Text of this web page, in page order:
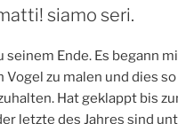
siamo seri.
seinem Ende. Es begann
zu malen und dies
Hat geklappt bis
letzte des Jahres sind